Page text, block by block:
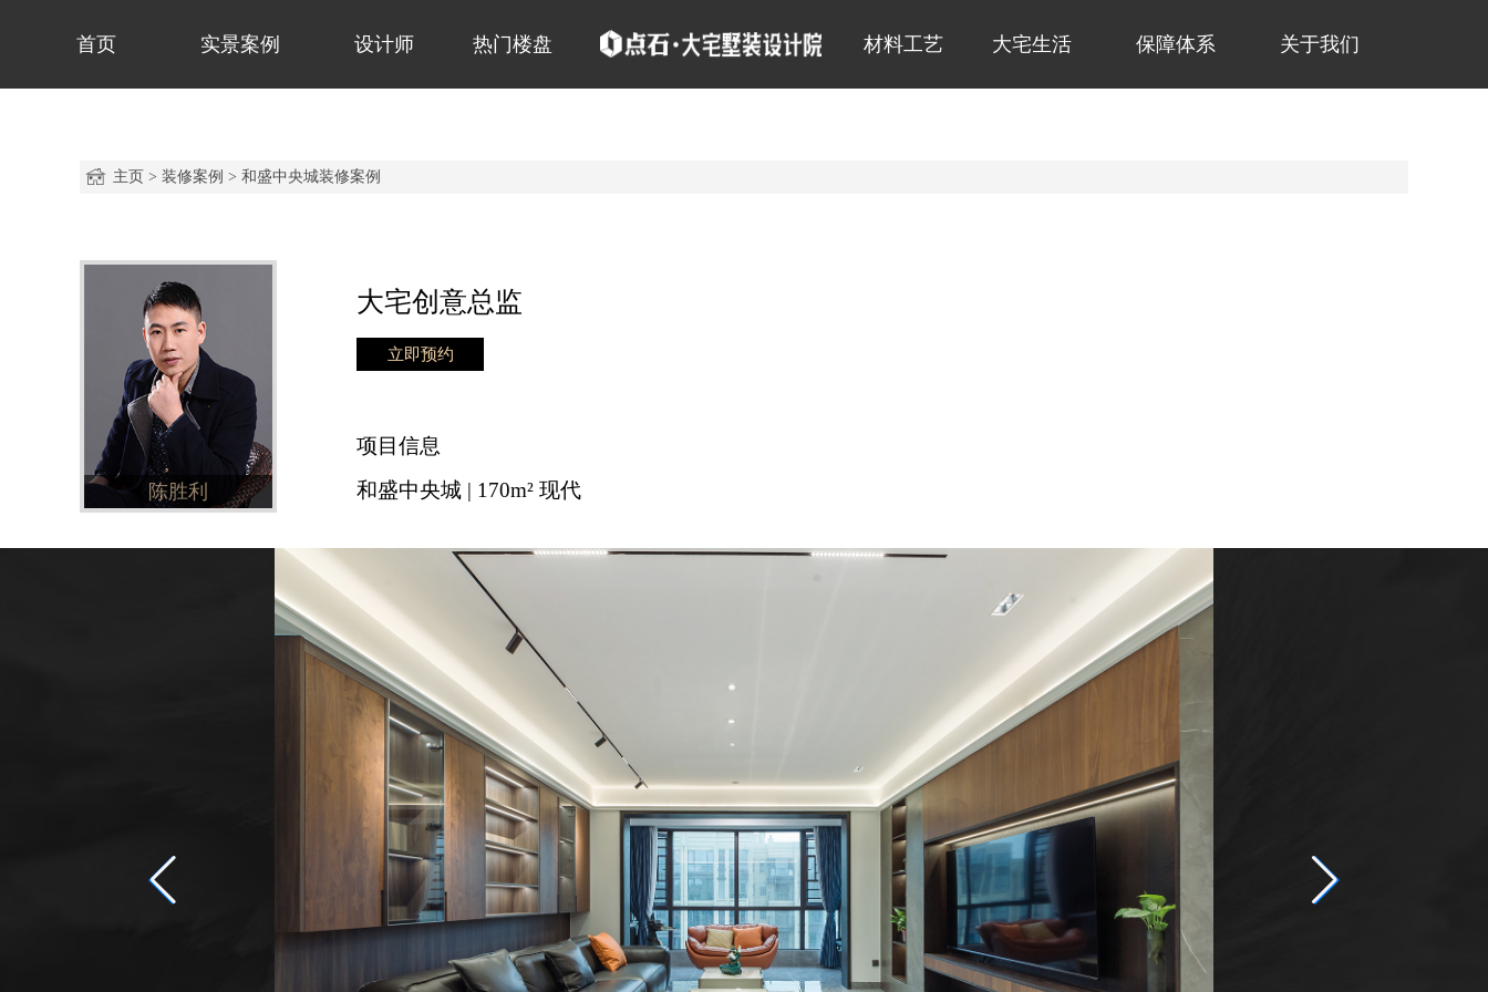
首页 实景案例 设计师 热门楼盘 材料工艺 大宅生活 保障体系 关于我们
主页 > 装修案例 > 和盛中央城装修案例
陈胜利
大宅创意总监
立即预约
项目信息
和盛中央城 | 170m² 现代